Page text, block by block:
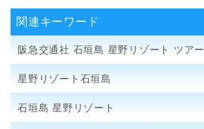
関連キーワード
阪急交通社 石垣島 星野リゾート ツアー
星野リゾート石垣島
石垣島 星野リゾート